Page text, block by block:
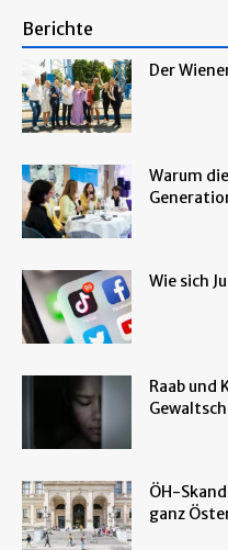
Berichte
Der
Warum
Wie sich
Raab und
ÖH-
ganz